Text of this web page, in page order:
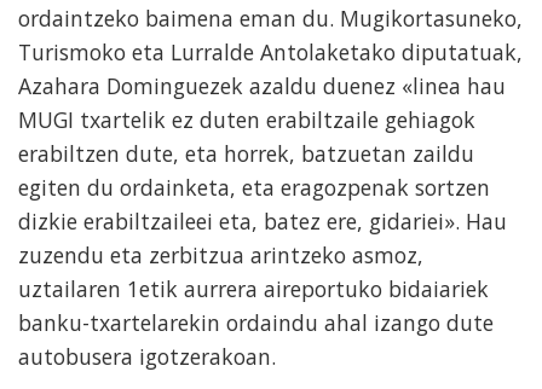
ordaintzeko baimena eman du. Mugikortasuneko,
Turismoko eta Lurralde Antolaketako diputatuak,
Azahara Dominguezek azaldu duenez «linea hau
MUGI txartelik ez duten erabiltzaile gehiagok
erabiltzen dute, eta horrek, batzuetan zaildu
egiten du ordainketa, eta eragozpenak sortzen
dizkie erabiltzaileei eta, batez ere, gidariei». Hau
zuzendu eta zerbitzua arintzeko asmoz,
uztailaren 1etik aurrera aireportuko bidaiariek
banku-txartelarekin ordaindu ahal izango dute
autobusera igotzerakoan.